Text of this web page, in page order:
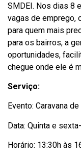
SMDEI. Nos dias 8
vagas de emprego,
para quem mais
para os bairros, a
oportunidades,
chegue onde ele é
Serviço:
Evento: Caravana
Data: Quinta e
Horário: 13:30h às